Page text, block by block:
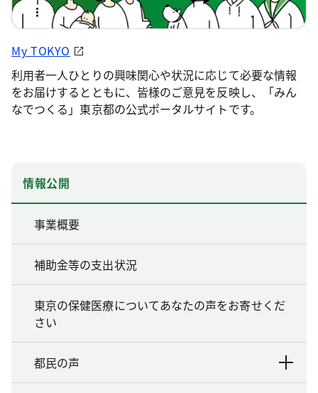
My TOKYO
利用者一人ひとりの興味関心や状況に応じて必要な情報
をお届けするとともに、皆様のご意見を反映し、「みん
なでつくる」東京都の公式ポータルサイトです。
情報公開
事業概要
補助金等の支出状況
東京の保健医療についてあなたの声をお寄せくだ
さい
都民の声